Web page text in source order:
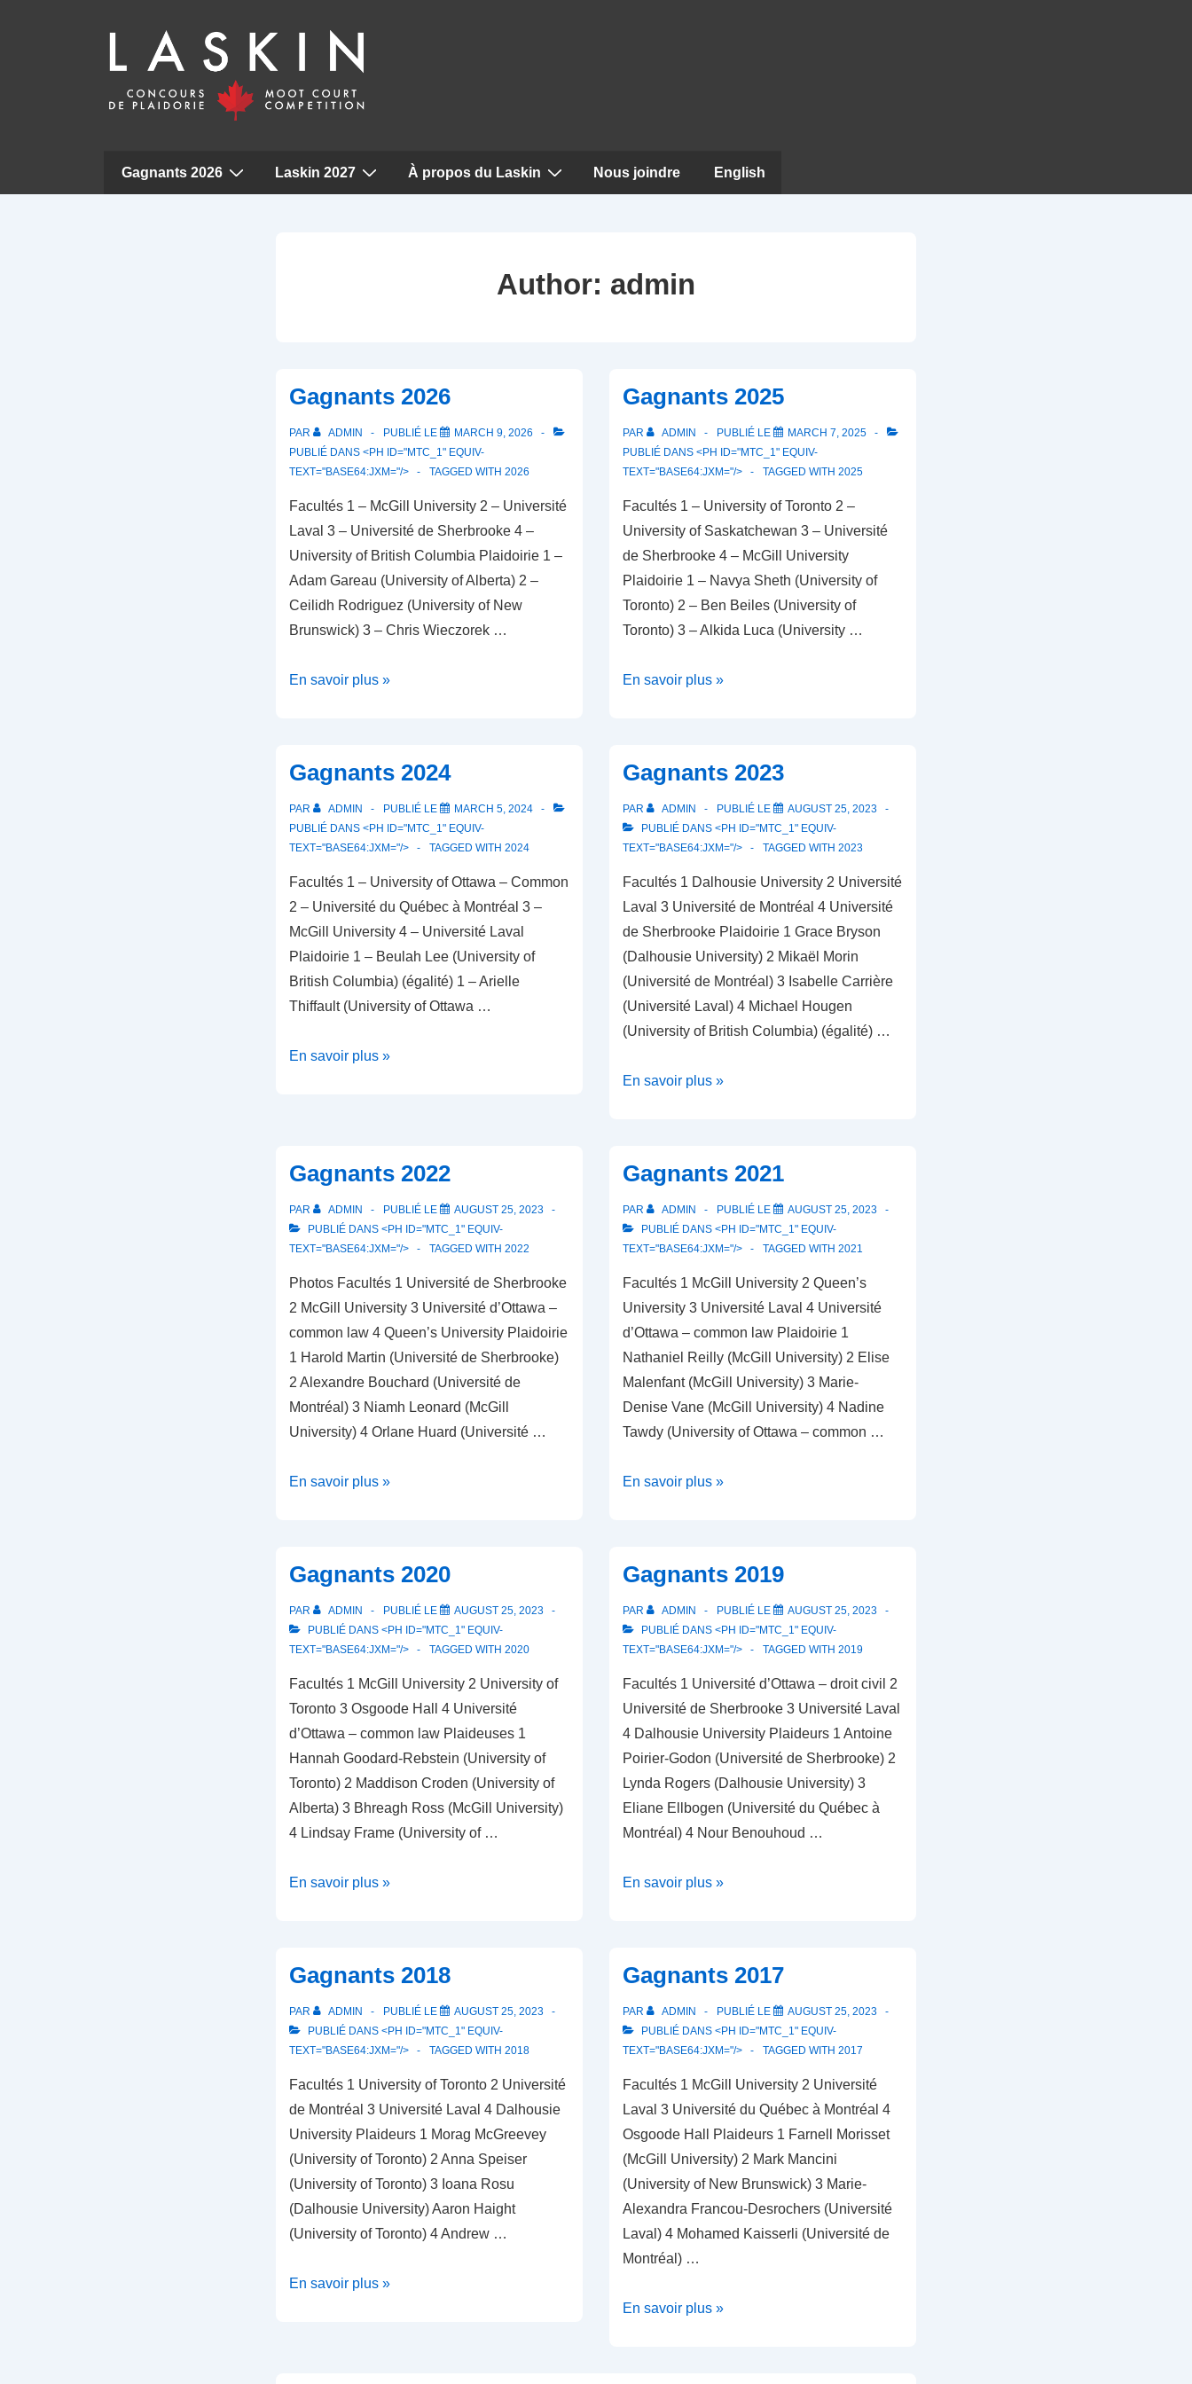
Gagnants 2026 Laskin 2027 À propos du Laskin Nous joindre English
Author: admin
Gagnants 2026
PAR ADMIN PUBLIÉ LE
MARCH 9, 2026
PUBLIÉ DANS <PH ID="MTC_1" EQUIV-
TEXT="BASE64:JXM="/>
TAGGED WITH 2026
Facultés 1 – McGill University 2 – Université
Laval 3 – Université de Sherbrooke 4 –
University of British Columbia Plaidoirie 1 –
Adam Gareau (University of Alberta) 2 –
Ceilidh Rodriguez (University of New
Brunswick) 3 – Chris Wieczorek …
Gagnants
En savoir plus »
Gagnants 2025
PAR ADMIN PUBLIÉ LE
MARCH 7, 2025
PUBLIÉ DANS <PH ID="MTC_1" EQUIV-
TEXT="BASE64:JXM="/>
TAGGED WITH 2025
Facultés 1 – University of Toronto 2 –
University of Saskatchewan 3 – Université
de Sherbrooke 4 – McGill University
Plaidoirie 1 – Navya Sheth (University of
Toronto) 2 – Ben Beiles (University of
Toronto) 3 – Alkida Luca (University …
Gagnants
En savoir plus »
Gagnants 2024
PAR ADMIN PUBLIÉ LE
MARCH 5, 2024
PUBLIÉ DANS <PH ID="MTC_1" EQUIV-
TEXT="BASE64:JXM="/>
TAGGED WITH 2024
Facultés 1 – University of Ottawa – Common
2 – Université du Québec à Montréal 3 –
McGill University 4 – Université Laval
Plaidoirie 1 – Beulah Lee (University of
British Columbia) (égalité) 1 – Arielle
Thiffault (University of Ottawa …
Gagnants
En savoir plus »
Gagnants 2023
PAR ADMIN PUBLIÉ LE
AUGUST 25, 2023
PUBLIÉ DANS <PH ID="MTC_1" EQUIV-
TEXT="BASE64:JXM="/>
TAGGED WITH 2023
Facultés 1 Dalhousie University 2 Université
Laval 3 Université de Montréal 4 Université
de Sherbrooke Plaidoirie 1 Grace Bryson
(Dalhousie University) 2 Mikaël Morin
(Université de Montréal) 3 Isabelle Carrière
(Université Laval) 4 Michael Hougen
(University of British Columbia) (égalité) …
Gagnants
En savoir plus »
Gagnants 2022
PAR ADMIN PUBLIÉ LE
AUGUST 25, 2023
PUBLIÉ DANS <PH ID="MTC_1" EQUIV-
TEXT="BASE64:JXM="/>
TAGGED WITH 2022
Photos Facultés 1 Université de Sherbrooke
2 McGill University 3 Université d’Ottawa –
common law 4 Queen’s University Plaidoirie
1 Harold Martin (Université de Sherbrooke)
2 Alexandre Bouchard (Université de
Montréal) 3 Niamh Leonard (McGill
University) 4 Orlane Huard (Université …
Gagnants
En savoir plus »
Gagnants 2021
PAR ADMIN PUBLIÉ LE
AUGUST 25, 2023
PUBLIÉ DANS <PH ID="MTC_1" EQUIV-
TEXT="BASE64:JXM="/>
TAGGED WITH 2021
Facultés 1 McGill University 2 Queen’s
University 3 Université Laval 4 Université
d’Ottawa – common law Plaidoirie 1
Nathaniel Reilly (McGill University) 2 Elise
Malenfant (McGill University) 3 Marie-
Denise Vane (McGill University) 4 Nadine
Tawdy (University of Ottawa – common …
Gagnants
En savoir plus »
Gagnants 2020
PAR ADMIN PUBLIÉ LE
AUGUST 25, 2023
PUBLIÉ DANS <PH ID="MTC_1" EQUIV-
TEXT="BASE64:JXM="/>
TAGGED WITH 2020
Facultés 1 McGill University 2 University of
Toronto 3 Osgoode Hall 4 Université
d’Ottawa – common law Plaideuses 1
Hannah Goodard-Rebstein (University of
Toronto) 2 Maddison Croden (University of
Alberta) 3 Bhreagh Ross (McGill University)
4 Lindsay Frame (University of …
Gagnants
En savoir plus »
Gagnants 2019
PAR ADMIN PUBLIÉ LE
AUGUST 25, 2023
PUBLIÉ DANS <PH ID="MTC_1" EQUIV-
TEXT="BASE64:JXM="/>
TAGGED WITH 2019
Facultés 1 Université d’Ottawa – droit civil 2
Université de Sherbrooke 3 Université Laval
4 Dalhousie University Plaideurs 1 Antoine
Poirier-Godon (Université de Sherbrooke) 2
Lynda Rogers (Dalhousie University) 3
Eliane Ellbogen (Université du Québec à
Montréal) 4 Nour Benouhoud …
Gagnants
En savoir plus »
Gagnants 2018
PAR ADMIN PUBLIÉ LE
AUGUST 25, 2023
PUBLIÉ DANS <PH ID="MTC_1" EQUIV-
TEXT="BASE64:JXM="/>
TAGGED WITH 2018
Facultés 1 University of Toronto 2 Université
de Montréal 3 Université Laval 4 Dalhousie
University Plaideurs 1 Morag McGreevey
(University of Toronto) 2 Anna Speiser
(University of Toronto) 3 Ioana Rosu
(Dalhousie University) Aaron Haight
(University of Toronto) 4 Andrew …
Gagnants
En savoir plus »
Gagnants 2017
PAR ADMIN PUBLIÉ LE
AUGUST 25, 2023
PUBLIÉ DANS <PH ID="MTC_1" EQUIV-
TEXT="BASE64:JXM="/>
TAGGED WITH 2017
Facultés 1 McGill University 2 Université
Laval 3 Université du Québec à Montréal 4
Osgoode Hall Plaideurs 1 Farnell Morisset
(McGill University) 2 Mark Mancini
(University of New Brunswick) 3 Marie-
Alexandra Francou-Desrochers (Université
Laval) 4 Mohamed Kaisserli (Université de
Montréal) …
Gagnants
En savoir plus »